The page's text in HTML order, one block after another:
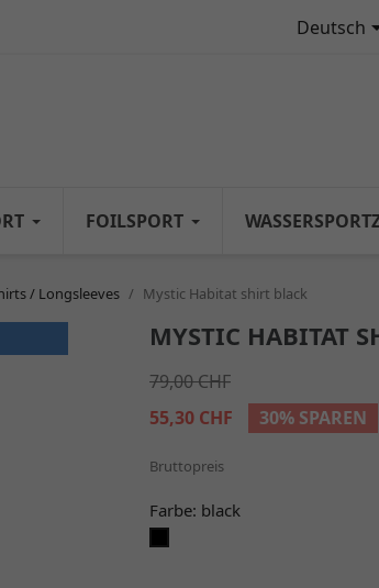
Deutsch
FOILSPORT
/ Longsleeves Mystic Habitat shirt black
MYSTIC HABITAT
79,00 CHF
55,30 CHF
30% SPAREN
Bruttopreis
Farbe: black